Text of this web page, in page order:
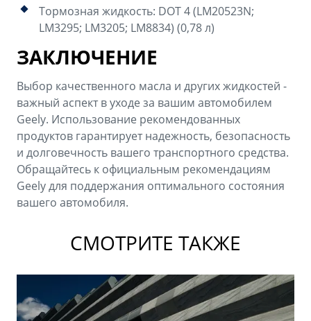
Тормозная жидкость: DOT 4 (LM20523N;
LM3295; LM3205; LM8834) (0,78 л)
ЗАКЛЮЧЕНИЕ
Выбор качественного масла и других жидкостей -
важный аспект в уходе за вашим автомобилем
Geely. Использование рекомендованных
продуктов гарантирует надежность, безопасность
и долговечность вашего транспортного средства.
Обращайтесь к официальным рекомендациям
Geely для поддержания оптимального состояния
вашего автомобиля.
СМОТРИТЕ ТАКЖЕ